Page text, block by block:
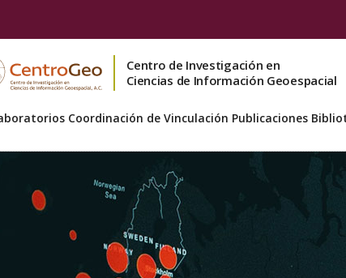
Centro de Investigación en
Ciencias de Información Geoespacial
Coordinación de Vinculación Publicaciones